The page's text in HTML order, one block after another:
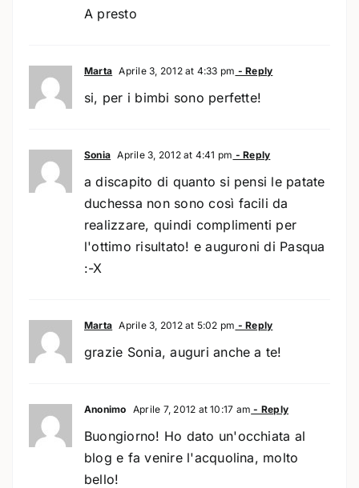
A presto
Marta Aprile 3, 2012 at 4:33 pm - Reply
si, per i bimbi sono perfette!
Sonia Aprile 3, 2012 at 4:41 pm - Reply
a discapito di quanto si pensi le patate
duchessa non sono così facili da
realizzare, quindi complimenti per
l'ottimo risultato! e auguroni di Pasqua
:-X
Marta Aprile 3, 2012 at 5:02 pm - Reply
grazie Sonia, auguri anche a te!
Anonimo Aprile 7, 2012 at 10:17 am - Reply
Buongiorno! Ho dato un'occhiata al
blog e fa venire l'acquolina, molto
bello!